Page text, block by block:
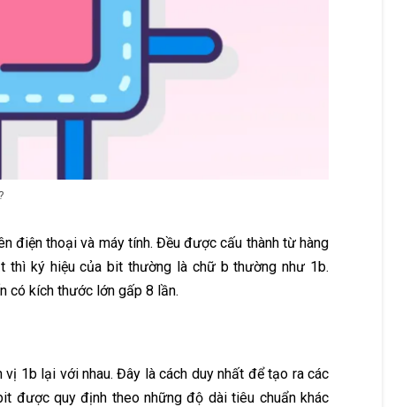
điện thoại và máy tính. Đều được cấu thành từ hàng
thì ký hiệu của bit thường là chữ b thường như 1b.
có kích thước lớn gấp 8 lần.
1b lại với nhau. Đây là cách duy nhất để tạo ra các
được quy định theo những độ dài tiêu chuẩn khác